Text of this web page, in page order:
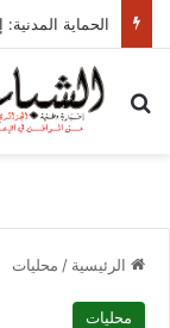
بحث عن
الرئيسية / محليات
محليات